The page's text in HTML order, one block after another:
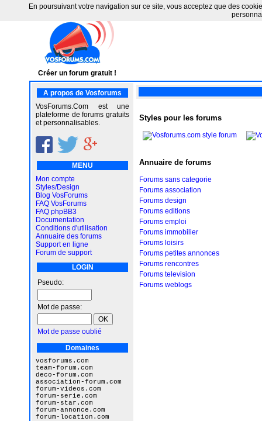
Créer un forum gratuit !
A propos de Vosforums
VosForums.Com est une
plateforme de forums gratuits
et personnalisables.
MENU
Mon compte
Styles/Design
Blog VosForums
FAQ VosForums
FAQ phpBB3
Documentation
Conditions d'utilisation
Annuaire des forums
Support en ligne
Forum de support
LOGIN
Pseudo:
Mot de passe:
Mot de passe oublié
Domaines
vosforums.com
team-forum.com
deco-forum.com
association-forum.com
forum-videos.com
forum-serie.com
forum-star.com
forum-annonce.com
forum-location.com
Styles pour les forums
Annuaire de forums
Forums sans categorie
Forums association
Forums design
Forums editions
Forums emploi
Forums immobilier
Forums loisirs
Forums petites annonces
Forums rencontres
Forums television
Forums weblogs
En poursuivant votre navigation sur ce site, vous acceptez que des